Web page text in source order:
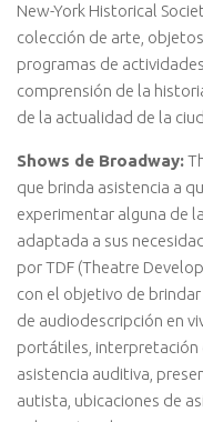
New-York Historical
colección de arte,
programas de
comprensión de la
de la actualidad de la
Shows de Broadway:
que brinda asistencia a
experimentar alguna de
adaptada a sus
por TDF (Theatre
con el objetivo de
de audiodescripción en
portátiles, interpretación
asistencia auditiva,
autista, ubicaciones de